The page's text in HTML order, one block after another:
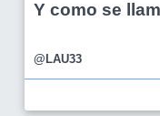
Y como se
@LAU33